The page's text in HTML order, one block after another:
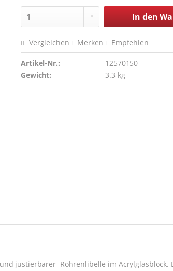
In den
Vergleichen Merken Empfehlen
Artikel-Nr.:
12570150
Gewicht:
3.3 kg
justierbarer Röhrenlibelle im Acrylglasblock.